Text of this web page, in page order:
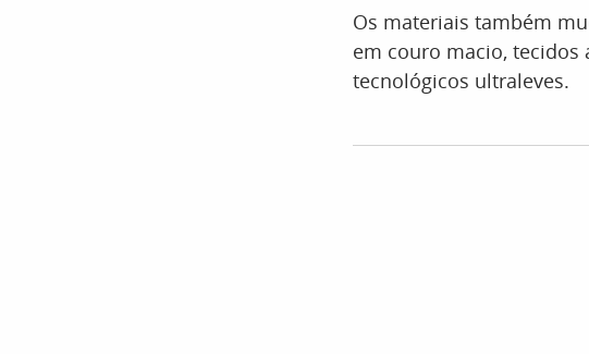
Os materiais também
em couro macio, tecidos
tecnológicos ultraleves.